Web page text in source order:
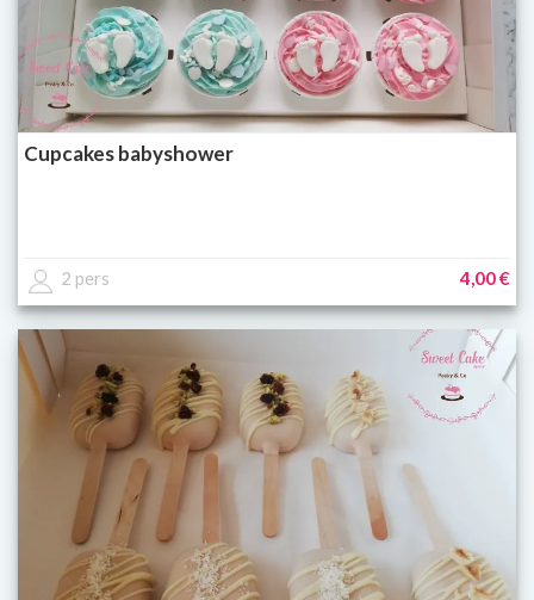
Cupcakes babyshower
2 pers 4,00 €